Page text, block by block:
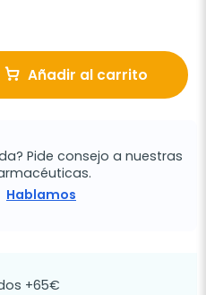
Añadir al carrito
Pide consejo a nuestras
Hablamos
+65€